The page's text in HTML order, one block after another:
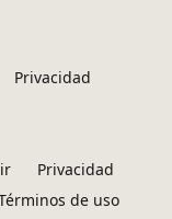
Privacidad
Privacidad
de uso